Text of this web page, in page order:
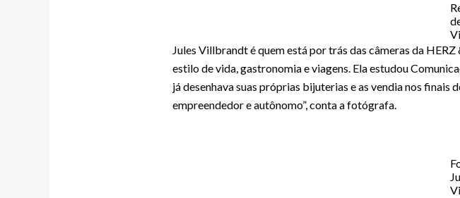
Jules Villbrandt é quem está por trás das câmeras da
estilo de vida, gastronomia e viagens. Ela estudou
já desenhava suas próprias bijuterias e as vendia nos finais
empreendedor e autônomo”, conta a fotógrafa.